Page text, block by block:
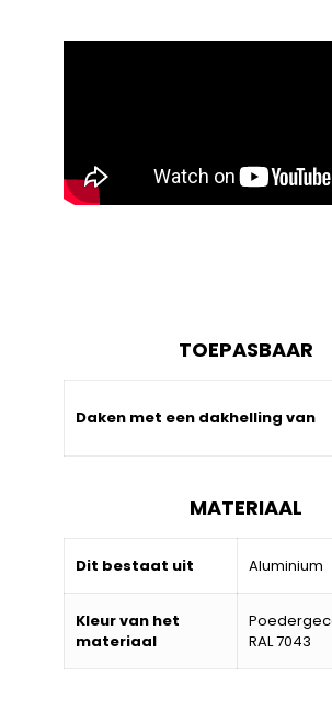
TOEPASBAAR
Daken met een dakhelling van
MATERIAAL
Dit bestaat uit Aluminium
Kleur van het
materiaal
RAL 7043